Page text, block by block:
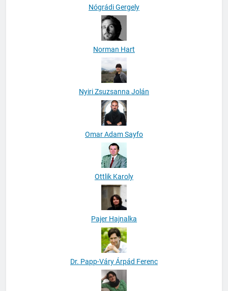
Nógrádi Gergely
Norman Hart
Nyiri Zsuzsanna Jolán
Omar Adam Sayfo
Ottlik Karoly
Pajer Hajnalka
Dr. Papp-Váry Árpád Ferenc